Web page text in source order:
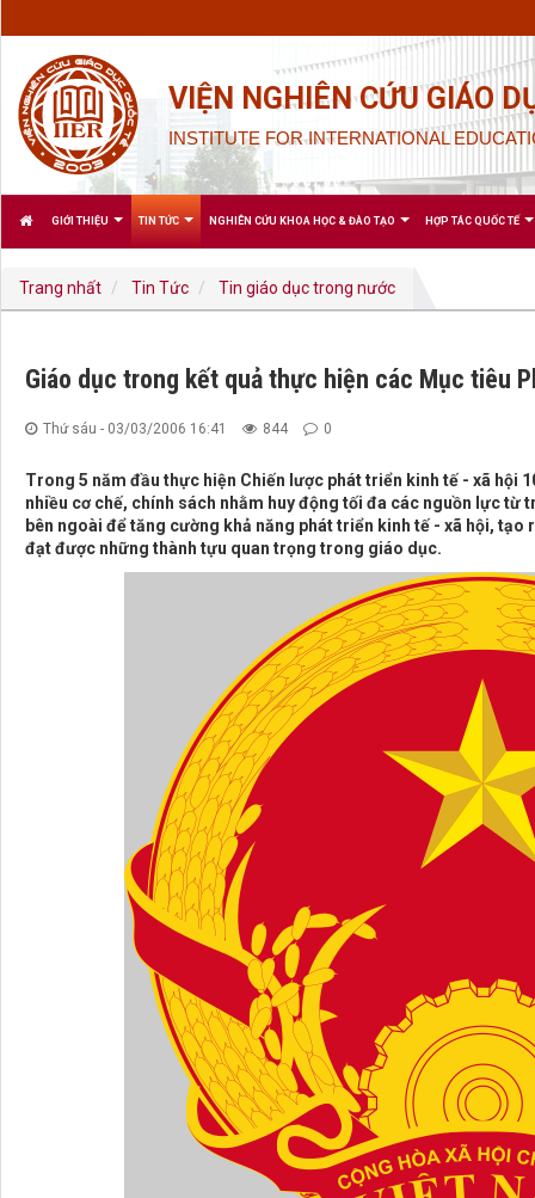
VIỆN NGHIÊN CỨU GIÁO
INSTITUTE FOR INTERNATIONAL
GIỚI THIỆU TIN TỨC NGHIÊN CỨU KHOA HỌC & ĐÀO TẠO HỢP TÁC QUỐC TẾ
Trang nhất Tin Tức Tin giáo dục trong nước
Giáo dục trong kết quả thực hiện các Mục tiêu
Thứ sáu - 03/03/2006 16:41 844 0
Trong 5 năm đầu thực hiện Chiến lược phát triển kinh tế - xã hội
nhiều cơ chế, chính sách nhằm huy động tối đa các nguồn lực
bên ngoài để tăng cường khả năng phát triển kinh tế - xã hội,
đạt được những thành tựu quan trọng trong giáo dục.